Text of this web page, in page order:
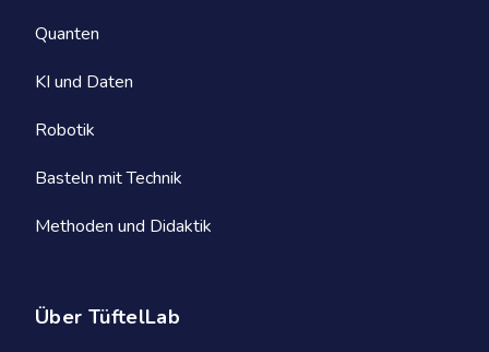
Quanten
KI und Daten
Robotik
Basteln mit Technik
Methoden und Didaktik
Über TüftelLab